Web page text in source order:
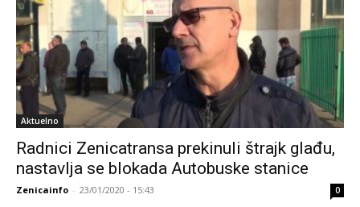
Aktuelno
Radnici Zenicatransa prekinuli štrajk glađu,
nastavlja se blokada Autobuske stanice
Zenicainfo - 23/01/2020 - 15:43 0